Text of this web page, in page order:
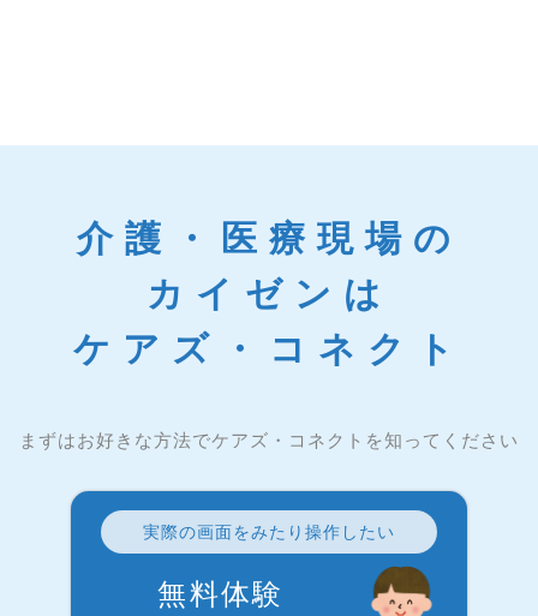
介護・医療現場の
カイゼンは
ケアズ・コネクト
まずはお好きな方法でケアズ・コネクトを知ってください
実際の画面をみたり操作したい
無料体験